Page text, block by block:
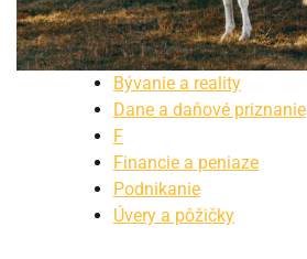
Bývanie a reality
Dane a daňové priznanie
F
Financie a peniaze
Podnikanie
Úvery a pôžičky